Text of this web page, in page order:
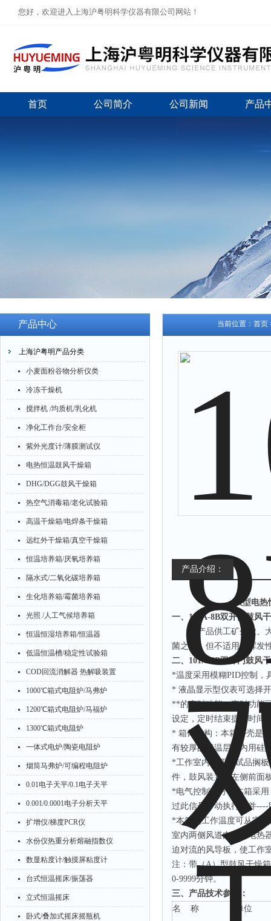
您好，欢迎进入上海沪粤明科学仪器有限公司网站！
首页 公司简介 公司新闻 产品
产品中心
上海沪粤明产品分类
小麦面粉谷物分析仪类
冷冻干燥机
搅拌机 /均质机/乳化机
净化工作台/安全柜
紫外光度计/薄膜测试仪
电热恒温鼓风干燥箱
DHG/DGG鼓风干燥箱
热空气消毒箱/老化试验箱
高温干燥箱/电焊条干燥箱
远红外干燥箱/真空干燥箱
恒温培养箱/厌氧培养箱
隔水式/二氧化碳培养箱
生化培养箱/霉菌培养箱
光照 /人工气候培养箱
恒温恒湿培养箱/恒温器
低温恒温槽/稳定性试验箱
COD回流消解器 热解吸装置
1000℃箱式电阻炉/马弗炉
1200℃箱式电阻炉/马福炉
1300℃箱式电阻炉
一体式电炉/陶瓷电阻炉
烟筒马弗炉/可编程电阻炉
0.01电子天平/0.1电子天平
0.001/0.0001电子分析天平
扩增仪/梯度PCR仪
水份仪热重分析熔融指数仪
数显粘度计/触摸屏粘度计
台式恒温摇床/振荡器
立式恒温摇床
卧式/叠加式摇床摇瓶机
当前位置： 首页
产品介绍：
大型电
一、 101A-8B双开门鼓风
该产品供工矿企业
菌之用，但不适用于挥发
二、 101A-8B双开门鼓风
*温度采用模糊PID控制，
* 液晶显示型仪表可选择
**的定时功能，定时功能
设定，定时结束提示时间
* 箱体结构：本箱外壳是
有较厚的保温层，内用硅
*工作室内有四层试品搁
件，鼓风装置；左侧前面
*电气控制部分：本箱采
过此信号带动执行元件----
*本箱的工作温度可从室
室内两侧风道内装有电热
迫对流的风导板，使工作
注：带（A）型鼓风干燥
0-9999分钟。
三、产品技术参数：
名
称 单位